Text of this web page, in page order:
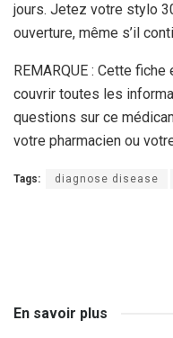
jours. Jetez votre stylo
ouverture, même s’il
REMARQUE : Cette
couvrir toutes les
questions sur ce
votre pharmacien ou
Tags: diagnose disease
En savoir plus